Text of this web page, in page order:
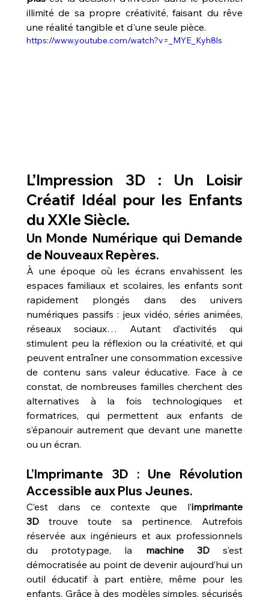
illimité de sa propre créativité, faisant du rêve
une réalité tangible et d'une seule pièce.
https://www.youtube.com/watch?v=_MYE_Kyh8ls
L’Impression 3D : Un Loisir
Créatif Idéal pour les Enfants
du XXIe Siècle.
Un Monde Numérique qui Demande
de Nouveaux Repères.
À une époque où les écrans envahissent les
espaces familiaux et scolaires, les enfants sont
rapidement plongés dans des univers
numériques passifs : jeux vidéo, séries animées,
réseaux sociaux… Autant d’activités qui
stimulent peu la réflexion ou la créativité, et qui
peuvent entraîner une consommation excessive
de contenu sans valeur éducative. Face à ce
constat, de nombreuses familles cherchent des
alternatives à la fois technologiques et
formatrices, qui permettent aux enfants de
s’épanouir autrement que devant une manette
ou un écran.
L’Imprimante 3D : Une Révolution
Accessible aux Plus Jeunes.
C’est dans ce contexte que l’imprimante
3D trouve toute sa pertinence. Autrefois
réservée aux ingénieurs et aux professionnels
du prototypage, la machine 3D s’est
démocratisée au point de devenir aujourd’hui un
outil éducatif à part entière, même pour les
enfants. Grâce à des modèles simples, sécurisés